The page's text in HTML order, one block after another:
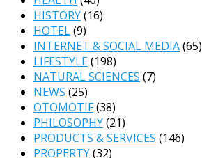
HISTORY(16)
HOTEL(9)
INTERNET & SOCIAL MEDIA(65)
LIFESTYLE(198)
NATURAL SCIENCES (7)
NEWS (25)
OTOMOTIF(38)
PHILOSOPHY(21)
PRODUCTS & SERVICES (146)
PROPERTY(32)